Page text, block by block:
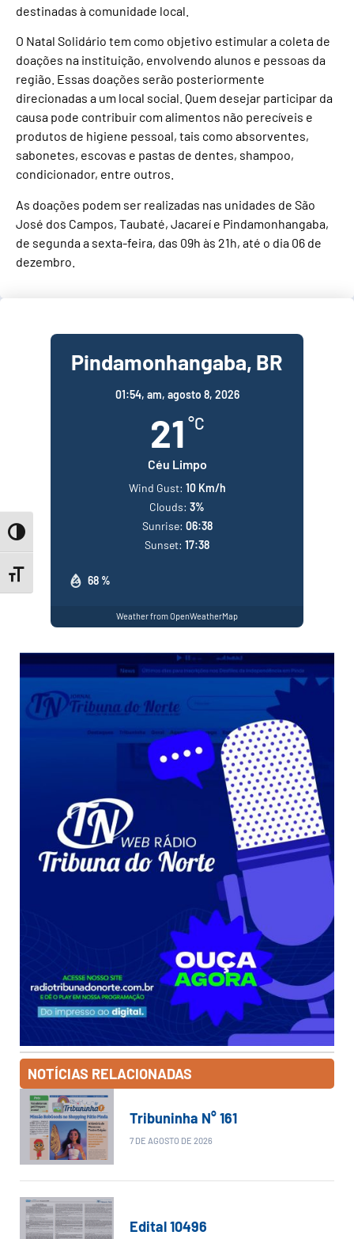
Toggle High Contrast
Toggle Font size
destinadas à comunidade local.
O Natal Solidário tem como objetivo estimular a coleta de
doações na instituição, envolvendo alunos e pessoas da
região. Essas doações serão posteriormente
direcionadas a um local social. Quem desejar participar da
causa pode contribuir com alimentos não perecíveis e
produtos de higiene pessoal, tais como absorventes,
sabonetes, escovas e pastas de dentes, shampoo,
condicionador, entre outros.
As doações podem ser realizadas nas unidades de São
José dos Campos, Taubaté, Jacareí e Pindamonhangaba,
de segunda a sexta-feira, das 09h às 21h, até o dia 06 de
dezembro.
Pindamonhangaba, BR
01:54, am, agosto 8, 2026
21 °C
Céu Limpo
68 %
Wind Gust: 10 Km/h
Clouds: 3%
Sunrise: 06:38
Sunset: 17:38
Weather from OpenWeatherMap
NOTÍCIAS RELACIONADAS
Tribuninha N° 161
7 DE AGOSTO DE 2026
Edital 10496